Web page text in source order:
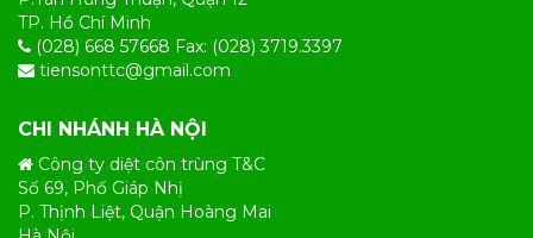
TP. Hồ Chí Minh
(028) 668 57668 Fax: (028) 3719.3397
tiensonttc@gmail.com
CHI NHÁNH HÀ NỘI
Công ty diệt côn trùng T&C
Số 69, Phố Giáp Nhị
P. Thịnh Liệt, Quận Hoàng Mai